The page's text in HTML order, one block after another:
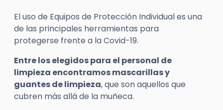
El uso de Equipos de Protección Individual es una
de las principales herramientas para
protegerse frente a la Covid-19.
Entre los elegidos para el personal de
limpieza encontramos mascarillas y
guantes de limpieza, que son aquellos que
cubren más allá de la muñeca.